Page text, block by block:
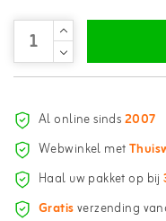
Al online sinds2007
Webwinkel met
Haal uw pakket op bij
Gratisverzending